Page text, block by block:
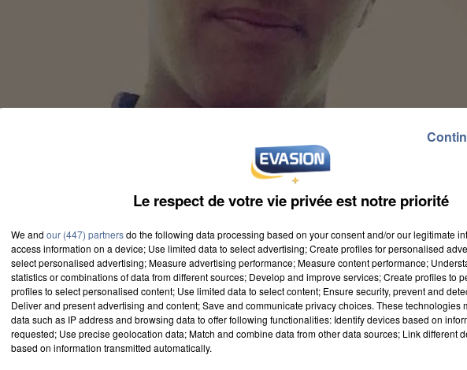
Le respect de votre vie privée est notre priorité
We and our (447) partnersdo the following data processing based on your consent and/or our legitimate
access information on a device; Use limited data to select advertising; Create profiles for personalised
select personalised advertising; Measure advertising performance; Measure content performance;
statistics or combinations of data from different sources; Develop and improve services; Create profiles to
profiles to select personalised content; Use limited data to select content; Ensure security, prevent and
Deliver and present advertising and content; Save and communicate privacy choices. These technologies
data such as IP address and browsing data to offer following functionalities: Identify devices based on
requested; Use precise geolocation data; Match and combine data from other data sources; Link different
based on information transmitted automatically.